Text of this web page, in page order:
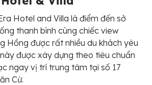
Hotel and Villa là điểm đến sở
thanh bình cùng chiếc view
Hồng được rất nhiều du khách yêu
được xây dựng theo tiêu chuẩn
ngay vị trí trung tâm tại số 17
Cừ.